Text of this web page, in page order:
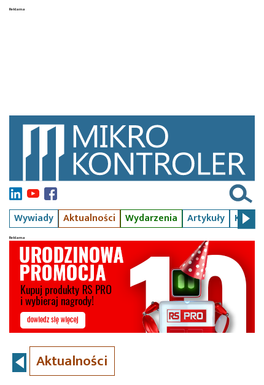
Wywiady Aktualności Wydarzenia Artykuły Kursy
Aktualności